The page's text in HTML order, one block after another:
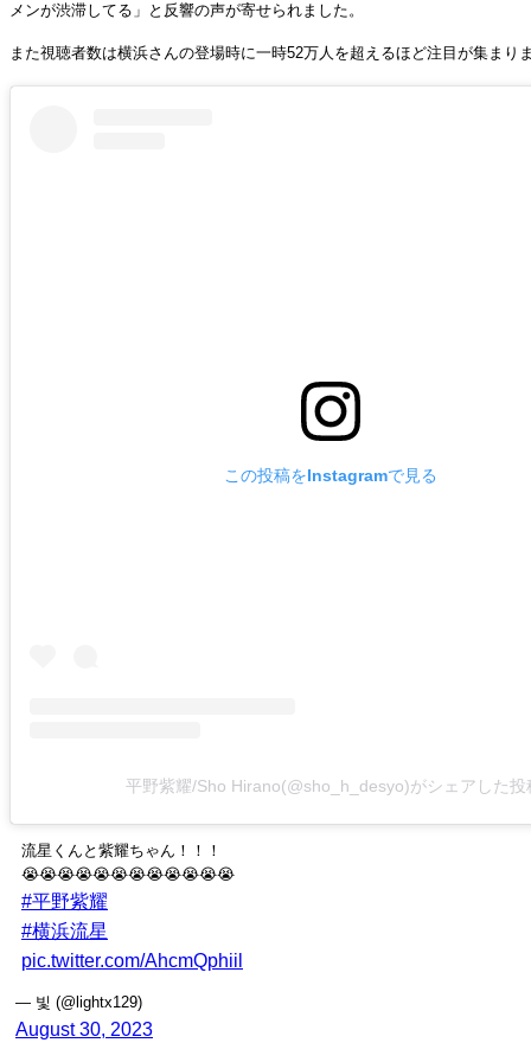
メンが渋滞してる」と反響の声が寄せられました。
また視聴者数は横浜さんの登場時に一時52万人を超えるほど注目が集まり
この投稿をInstagramで見る
平野紫耀/Sho Hirano(@sho_h_desyo)がシェアした投
流星くんと紫耀ちゃん！！！
😭😭😭😭😭😭😭😭😭😭😭😭
#平野紫耀
#横浜流星
pic.twitter.com/AhcmQphiil
— 빛 (@lightx129)
August 30, 2023